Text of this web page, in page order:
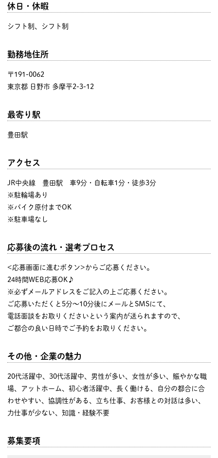
休日・休暇
シフト制、シフト制
勤務地住所
〒191-0062
東京都 日野市 多摩平2-3-12
最寄り駅
豊田駅
アクセス
JR中央線 豊田駅 車9分・自転車1分・徒歩3分
※駐輪場あり
※バイク原付までOK
※駐車場なし
応募後の流れ・選考プロセス
<応募画面に進むボタン>からご応募ください。
24時間WEB応募OK♪
※必ずメールアドレスをご記入の上ご応募ください。
ご応募いただくと5分～10分後にメールとSMSにて、
電話面談をお取りくださいという案内が送られますので、
ご都合の良い日時でご予約をお取りください。
その他・企業の魅力
20代活躍中、30代活躍中、男性が多い、女性が多い、賑やかな職
場、アットホーム、初心者活躍中、長く働ける、自分の都合に合
わせやすい、協調性がある、立ち仕事、お客様との対話は多い、
力仕事が少ない、知識・経験不要
募集要項